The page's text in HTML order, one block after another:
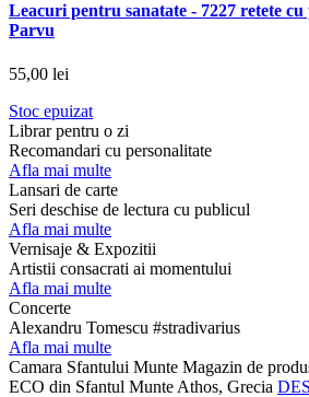
Leacuri pentru sanatate - 7227 retete
Parvu
55,00 lei
Stoc epuizat
Librar pentru o zi
Recomandari cu personalitate
Afla mai multe
Lansari de carte
Seri deschise de lectura cu publicul
Afla mai multe
Vernisaje & Expozitii
Artistii consacrati ai momentului
Afla mai multe
Concerte
Alexandru Tomescu #stradivarius
Afla mai multe
Camara Sfantului Munte Magazin de
ECO din Sfantul Munte Athos, Grecia